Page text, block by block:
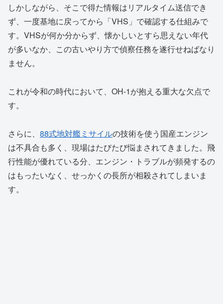
しかしながら、そこで得た情報はリアルタイム送信でき
ず、一度基地に戻ってから「VHS」で確認する仕組みで
す。VHSが何か分からず、懐かしいとすら思えない年代
が多いなか、この古いやり方で偵察任務を遂行せねばなり
ません。
これが令和の時代において、OH-1が抱える重大な欠点で
す。
さらに、 88式地対艦ミサイルの技術を使う国産エンジン
は不具合も多く、現場はたびたび悩まされてきました。飛
行性能が優れている分、エンジン・トラブルが頻発するの
はもったいなく、せっかくの長所が相殺されてしまいま
す。